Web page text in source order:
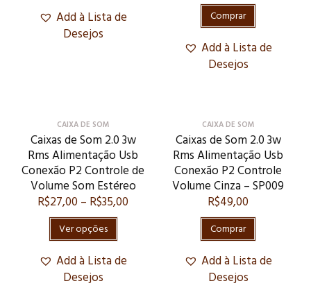
Add à Lista de
Desejos
Comprar
Add à Lista de
Desejos
CAIXA DE SOM
Caixas de Som 2.0 3w
Rms Alimentação Usb
Conexão P2 Controle de
Volume Som Estéreo
R$27,00 – R$35,00
Ver opções
Add à Lista de
Desejos
CAIXA DE SOM
Caixas de Som 2.0 3w
Rms Alimentação Usb
Conexão P2 Controle
Volume Cinza – SP009
R$49,00
Comprar
Add à Lista de
Desejos